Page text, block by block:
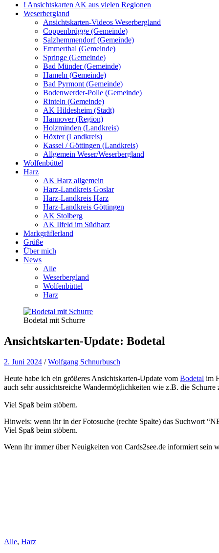
! Ansichtskarten AK aus vielen Regionen
Weserbergland
Ansichtskarten-Videos Weserbergland
Coppenbrügge (Gemeinde)
Salzhemmendorf (Gemeinde)
Emmerthal (Gemeinde)
Springe (Gemeinde)
Bad Münder (Gemeinde)
Hameln (Gemeinde)
Bad Pyrmont (Gemeinde)
Bodenwerder-Polle (Gemeinde)
Rinteln (Gemeinde)
AK Hildesheim (Stadt)
Hannover (Region)
Holzminden (Landkreis)
Höxter (Landkreis)
Kassel / Göttingen (Landkreis)
Allgemein Weser/Weserbergland
Wolfenbüttel
Harz
AK Harz allgemein
Harz-Landkreis Goslar
Harz-Landkreis Harz
Harz-Landkreis Göttingen
AK Stolberg
AK Ilfeld im Südharz
Markgräflerland
Grüße
Über mich
News
Alle
Weserbergland
Wolfenbüttel
Harz
Bodetal mit Schurre
Ansichtskarten-Update: Bodetal
2. Juni 2024 /Wolfgang Schnurbusch
Heute habe ich ein größeres Ansichtskarten-Update vom Bodetal im
auch sehr aussichtsreiche Wandermöglichkeiten wie z.B. die
Viel Spaß beim stöbern.
Hinweis: wenn ihr in der Fotosuche (rechte Spalte) das Suchwort
Viel Spaß beim stöbern.
Wenn ihr immer über Neuigkeiten von Cards2see.de informiert sein
Alle, Harz